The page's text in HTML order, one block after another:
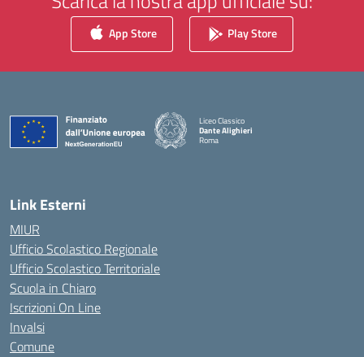
App Store Play Store
Liceo Classico
Dante Alighieri
Roma
Link Esterni
MIUR
Ufficio Scolastico Regionale
Ufficio Scolastico Territoriale
Scuola in Chiaro
Iscrizioni On Line
Invalsi
Comune